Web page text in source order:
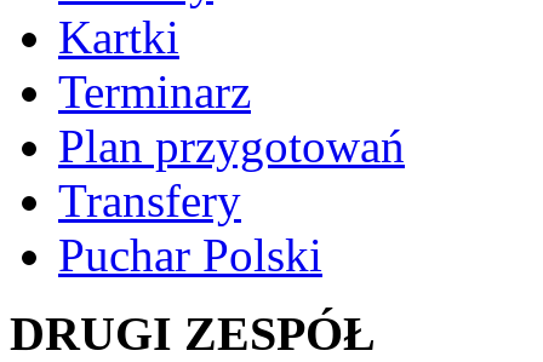
Kartki
Terminarz
Plan przygotowań
Transfery
Puchar Polski
DRUGI ZESPÓŁ